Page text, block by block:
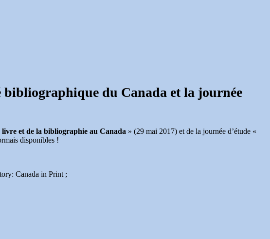
bibliographique du Canada et la journée
et de la bibliographie au Canada » (29 mai 2017) et de la journée d’étude «
disponibles !
Canada in Print ;